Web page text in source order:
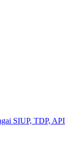
SIUP, TDP, API